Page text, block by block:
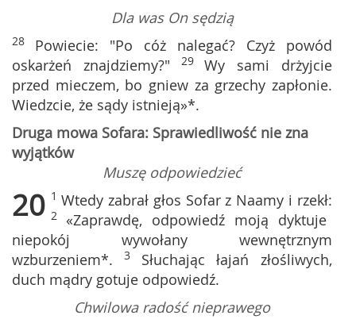
Dla was On sędzią
28 Powiecie: "Po cóż nalegać? Czyż powód
oskarżeń znajdziemy?" 29Wy sami drżyjcie
przed mieczem, bo gniew za grzechy zapłonie.
Wiedzcie, że sądy istnieją»*.
Druga mowa Sofara: Sprawiedliwość nie zna
wyjątków
Muszę odpowiedzieć
20 1Wtedy zabrał głos Sofar z Naamy i rzekł:
2 «Zaprawdę, odpowiedź moją dyktuje
niepokój wywołany wewnętrznym
wzburzeniem*. 3 Słuchając łajań złośliwych,
duch mądry gotuje odpowiedź.
Chwilowa radość nieprawego